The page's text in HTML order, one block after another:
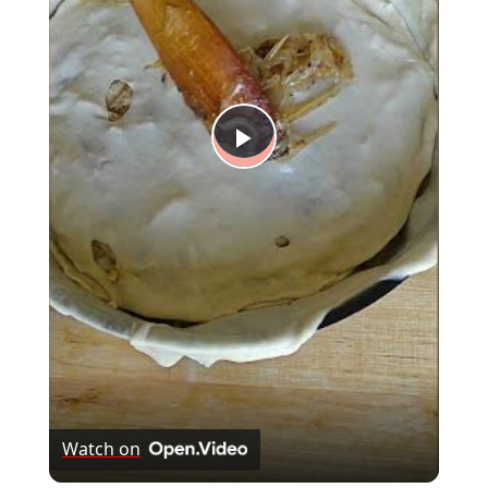
Play
Video
Watch on